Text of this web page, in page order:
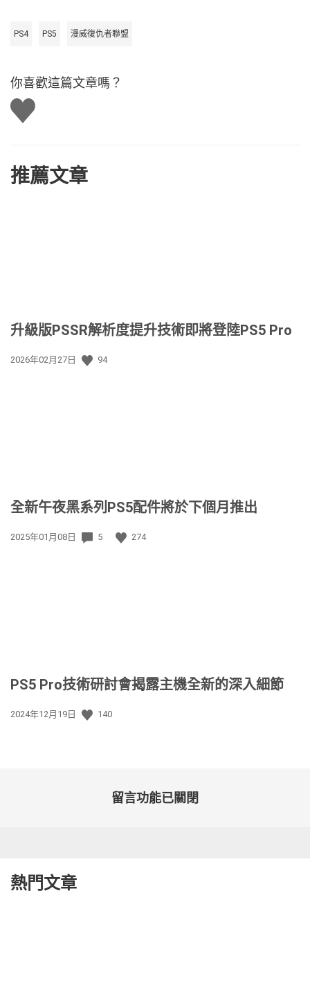
PS4 PS5 漫威復仇者聯盟
你喜歡這篇文章嗎？
讚
推薦文章
升級版PSSR解析度提升技術即將登陸PS5 Pro
發
2026年02月27日 94
全新午夜黑系列PS5配件將於下個月推出
發
2025年01月08日 5 274
PS5 Pro技術研討會揭露主機全新的深入細節
發
2024年12月19日 140
留言功能已關閉
熱門文章